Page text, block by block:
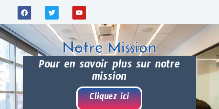
Notre Mission
Pour en savoir plus sur notre
mission
Cliquez ici